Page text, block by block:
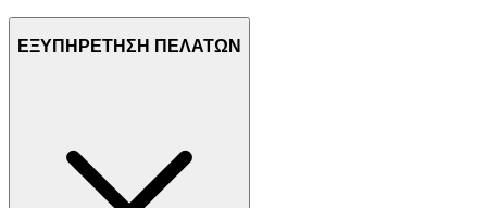
ΕΞΥΠΗΡΕΤΗΣΗ ΠΕΛΑΤΩΝ